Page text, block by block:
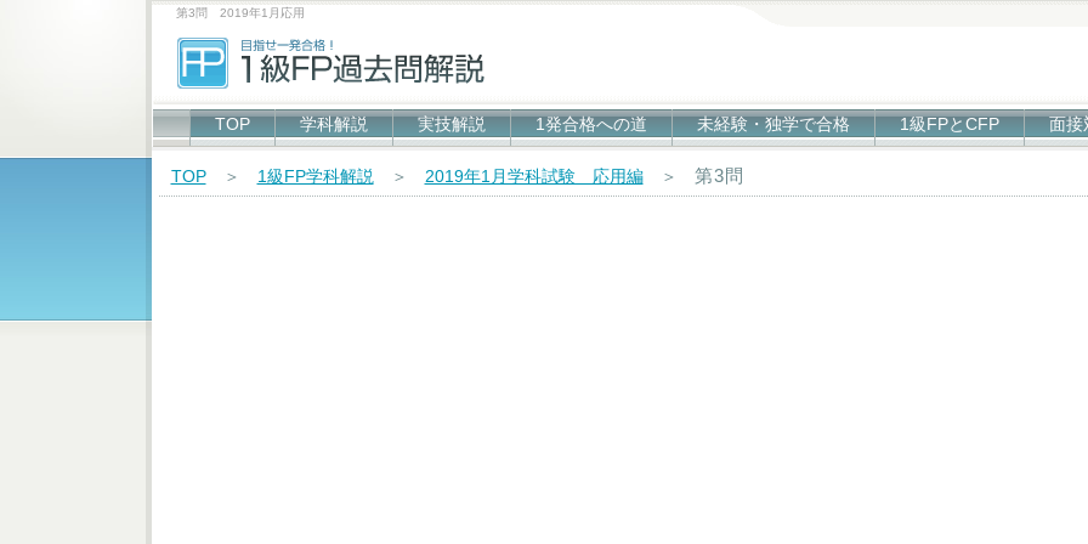
第3問 2019年1月応用
TOP 学科解説 実技解説 1発合格への道 未経験・独学で合格 1級FPとCFP 面接
TOP＞ 1級FP学科解説 ＞ 2019年1月学科試験 応用編＞ 第3問